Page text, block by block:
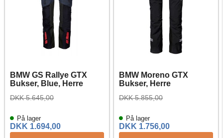
BMW GS Rallye GTX
Bukser, Blue, Herre
På lager
DKK 5.645,00
DKK 1.694,00
BMW Moreno GTX
Bukser, Herre
På lager
DKK 5.855,00
DKK 1.756,00